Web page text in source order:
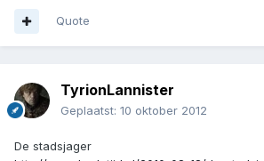
Quote
TyrionLannister
Geplaatst: 10 oktober 2012
De stadsjager